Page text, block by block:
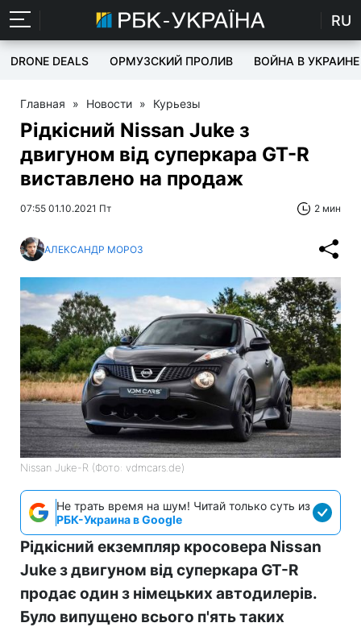
RU
DRONE DEALS ОРМУЗСКИЙ ПРОЛИВ ВОЙНА В УКРАИНЕ
Главная » Новости » Курьезы
Рідкісний Nissan Juke з
двигуном від суперкара GT-R
виставлено на продаж
07:55 01.10.2021 Пт 2 мин
АЛЕКСАНДР МОРОЗ
Nissan Juke-R (Фото: vdmcars.de)
Не трать время на шум! Читай только суть из
РБК-Украина в Google
Рідкісний екземпляр кросовера Nissan
Juke з двигуном від суперкара GT-R
продає один з німецьких автодилерів.
Було випущено всього п'ять таких